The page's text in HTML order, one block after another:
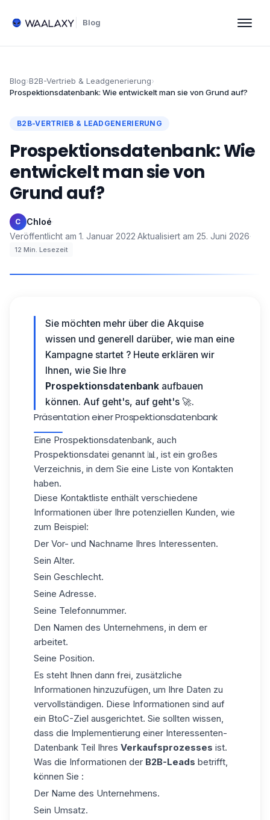
Blog
Blog›B2B-Vertrieb & Leadgenerierung›
Prospektionsdatenbank: Wie entwickelt man sie von Grund auf?
B2B-VERTRIEB & LEADGENERIERUNG
Prospektionsdatenbank: Wie
entwickelt man sie von
Grund auf?
C Chloé·
Veröffentlicht am 1. Januar 2022·Aktualisiert am 25. Juni 2026·
12 Min. Lesezeit
Sie möchten mehr über die Akquise
wissen und generell darüber, wie man eine
Kampagne startet ? Heute erklären wir
Ihnen, wie Sie Ihre
Prospektionsdatenbank aufbauen
können. Auf geht's, auf geht's 🚀.
Präsentation einer Prospektionsdatenbank
Eine Prospektionsdatenbank, auch
Prospektionsdatei genannt 📊, ist ein großes
Verzeichnis, in dem Sie eine Liste von Kontakten
haben.
Diese Kontaktliste enthält verschiedene
Informationen über Ihre potenziellen Kunden, wie
zum Beispiel:
Der Vor- und Nachname Ihres Interessenten.
Sein Alter.
Sein Geschlecht.
Seine Adresse.
Seine Telefonnummer.
Den Namen des Unternehmens, in dem er
arbeitet.
Seine Position.
Es steht Ihnen dann frei, zusätzliche
Informationen hinzuzufügen, um Ihre Daten zu
vervollständigen. Diese Informationen sind auf
ein BtoC-Ziel ausgerichtet. Sie sollten wissen,
dass die Implementierung einer Interessenten-
Datenbank Teil Ihres Verkaufsprozesses ist.
Was die Informationen der B2B-Leads betrifft,
können Sie :
Der Name des Unternehmens.
Sein Umsatz.